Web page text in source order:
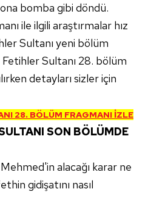
bomba gibi döndü.
ile ilgili araştırmalar hız
Sultanı yeni bölüm
Sultanı 28. bölüm
detayları sizler için
28. BÖLÜM FRAGMANI İZLE
SON BÖLÜMDE
alacağı karar ne
gidişatını nasıl